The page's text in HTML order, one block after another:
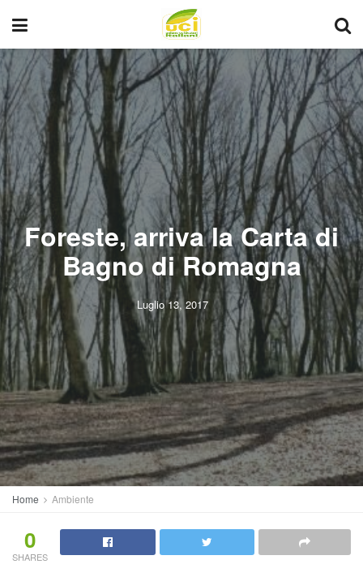
Foreste, arriva la Carta di
Bagno di Romagna
Luglio 13, 2017
Home Ambiente
0
SHARES